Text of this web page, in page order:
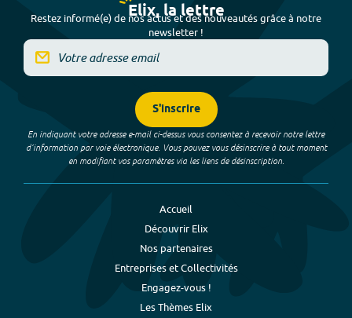
Elix, la lettre
Restez informé(e) de nos actus et des nouveautés grâce à notre
newsletter !
S'inscrire
En indiquant votre adresse e-mail ci-dessus vous consentez à recevoir notre lettre
d’information par voie électronique. Vous pouvez vous désinscrire à tout moment
en modifiant vos paramètres via les liens de désinscription.
Accueil
Découvrir Elix
Nos partenaires
Entreprises et Collectivités
Engagez-vous !
Les Thèmes Elix